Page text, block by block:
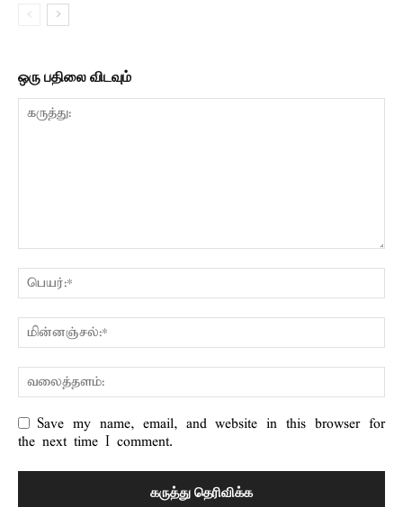
ஒரு பதிலை விடவும்
Save my name, email, and website in this browser for
the next time I comment.